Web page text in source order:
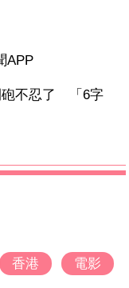
APP
砲不忍了 「6字
香港 電影